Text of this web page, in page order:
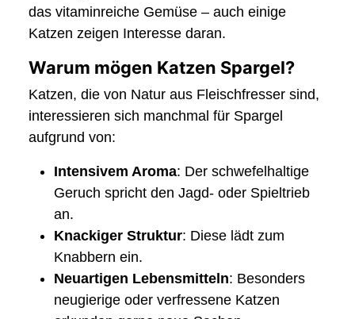
das vitaminreiche Gemüse – auch einige
Katzen zeigen Interesse daran.
Warum mögen Katzen Spargel?
Katzen, die von Natur aus Fleischfresser sind,
interessieren sich manchmal für Spargel
aufgrund von:
Intensivem Aroma: Der schwefelhaltige
Geruch spricht den Jagd- oder Spieltrieb
an.
Knackiger Struktur: Diese lädt zum
Knabbern ein.
Neuartigen Lebensmitteln: Besonders
neugierige oder verfressene Katzen